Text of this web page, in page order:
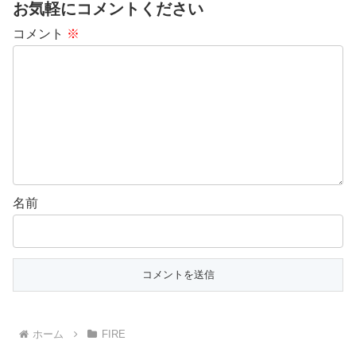
お気軽にコメントください
コメント ※
名前
ホーム FIRE